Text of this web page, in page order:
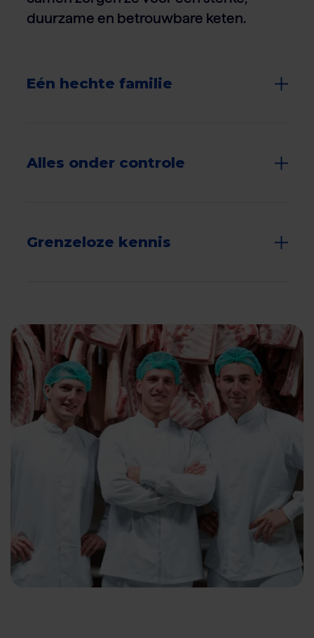
duurzame en betrouwbare keten.
Eén hechte familie
Alles onder controle
Grenzeloze kennis